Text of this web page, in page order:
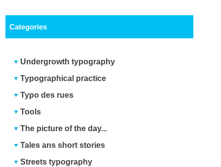
Categories
Undergrowth typography
Typographical practice
Typo des rues
Tools
The picture of the day...
Tales ans short stories
Streets typography